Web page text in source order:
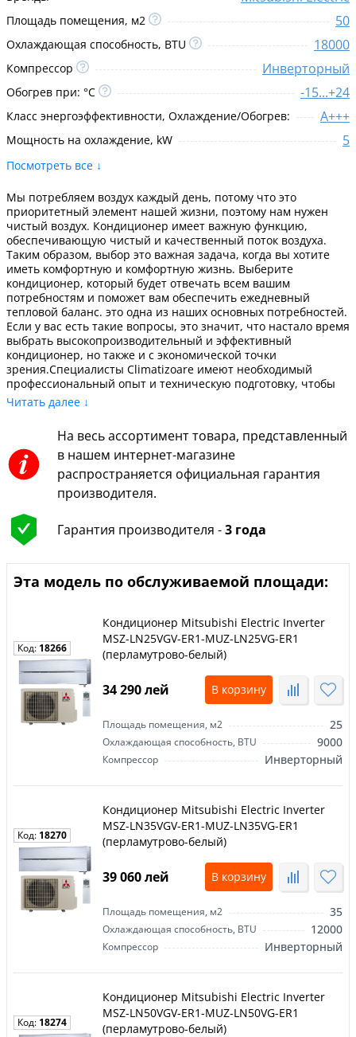
Площадь помещения, м2 50
Охлаждающая способность, BTU 18000
Компрессор Инверторный
Обогрев при: °C -15...+24
Класс энергоэффективности, Охлаждение/Обогрев: A+++
Мощность на охлаждение, kW 5
Посмотреть все ↓
Мы потребляем воздух каждый день, потому что это
приоритетный элемент нашей жизни, поэтому нам нужен
чистый воздух. Кондиционер имеет важную функцию,
обеспечивающую чистый и качественный поток воздуха.
Таким образом, выбор это важная задача, когда вы хотите
иметь комфортную и комфортную жизнь. Выберите
кондиционер, который будет отвечать всем вашим
потребностям и поможет вам обеспечить ежедневный
тепловой баланс. это одна из наших основных потребностей.
Если у вас есть такие вопросы, это значит, что настало время
выбрать высокопроизводительный и эффективный
кондиционер, но также и с экономической точки
зрения.Специалисты Climatizoare имеют необходимый
профессиональный опыт и техническую подготовку, чтобы
предлагать вам услуги по обслуживанию и установке
высочайшего качества, чтобы вы могли без проблем
получать эффективные результаты.Критерии выбора
домашнего кондиционера1. Рентабельность: выберите
правильную мощность для оптимального воздушного потока
для вашего дома. Посмотрите, сколько БТЕ имеется в
кондиционере, и выберите тот, который идеально
соответствует вашим потребностям.2. Экономическая
эффективность: кондиционер предназначен не только для
того, чтобы обеспечить вам тепловой комфорт, но и с
моделей кондиционеров: охлаждающие, отопительные,
Читать далее ↓
На весь ассортимент товара, представленный
в нашем интернет-магазине
распространяется официальная гарантия
производителя.
Гарантия производителя -3 года
Эта модель по обслуживаемой площади:
Код: 18266
Кондиционер Mitsubishi Electric Inverter
MSZ-LN25VGV-ER1-MUZ-LN25VG-ER1
(перламутрово-белый)
34 290 лей В корзину
Площадь помещения, м2 25
Охлаждающая способность, BTU 9000
Компрессор Инверторный
Код: 18270
Кондиционер Mitsubishi Electric Inverter
MSZ-LN35VGV-ER1-MUZ-LN35VG-ER1
(перламутрово-белый)
39 060 лей В корзину
Площадь помещения, м2 35
Охлаждающая способность, BTU 12000
Компрессор Инверторный
Код: 18274
Кондиционер Mitsubishi Electric Inverter
MSZ-LN50VGV-ER1-MUZ-LN50VG-ER1
(перламутрово-белый)